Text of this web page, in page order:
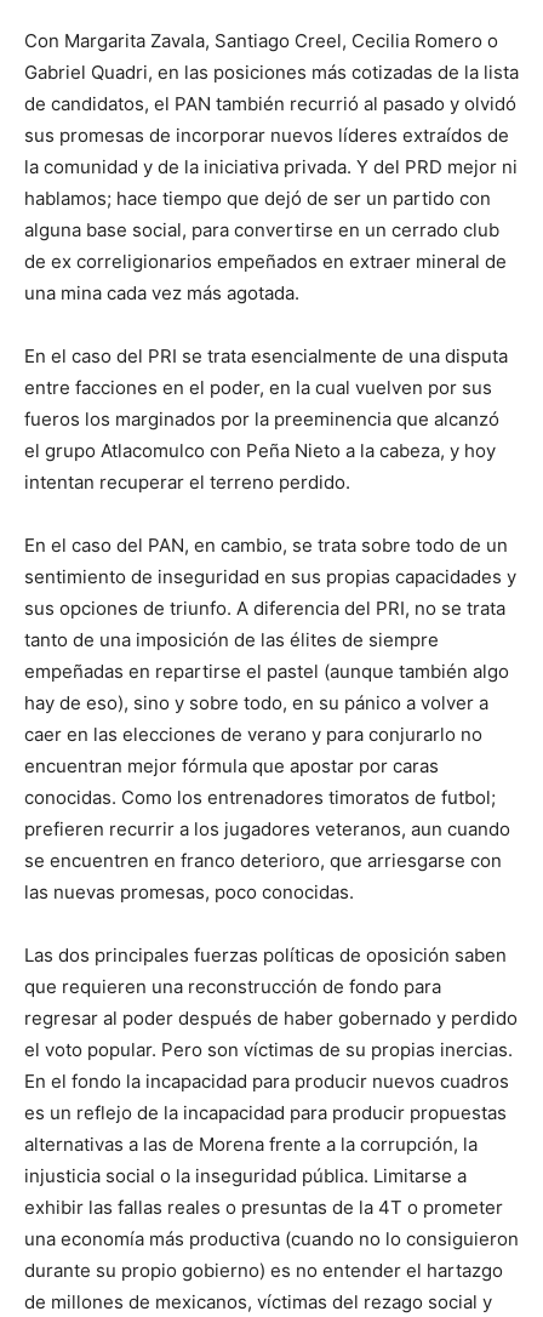
Con Margarita Zavala, Santiago Creel, Cecilia Romero o
Gabriel Quadri, en las posiciones más cotizadas de la lista
de candidatos, el PAN también recurrió al pasado y olvidó
sus promesas de incorporar nuevos líderes extraídos de
la comunidad y de la iniciativa privada. Y del PRD mejor ni
hablamos; hace tiempo que dejó de ser un partido con
alguna base social, para convertirse en un cerrado club
de ex correligionarios empeñados en extraer mineral de
una mina cada vez más agotada.
En el caso del PRI se trata esencialmente de una disputa
entre facciones en el poder, en la cual vuelven por sus
fueros los marginados por la preeminencia que alcanzó
el grupo Atlacomulco con Peña Nieto a la cabeza, y hoy
intentan recuperar el terreno perdido.
En el caso del PAN, en cambio, se trata sobre todo de un
sentimiento de inseguridad en sus propias capacidades y
sus opciones de triunfo. A diferencia del PRI, no se trata
tanto de una imposición de las élites de siempre
empeñadas en repartirse el pastel (aunque también algo
hay de eso), sino y sobre todo, en su pánico a volver a
caer en las elecciones de verano y para conjurarlo no
encuentran mejor fórmula que apostar por caras
conocidas. Como los entrenadores timoratos de futbol;
prefieren recurrir a los jugadores veteranos, aun cuando
se encuentren en franco deterioro, que arriesgarse con
las nuevas promesas, poco conocidas.
Las dos principales fuerzas políticas de oposición saben
que requieren una reconstrucción de fondo para
regresar al poder después de haber gobernado y perdido
el voto popular. Pero son víctimas de su propias inercias.
En el fondo la incapacidad para producir nuevos cuadros
es un reflejo de la incapacidad para producir propuestas
alternativas a las de Morena frente a la corrupción, la
injusticia social o la inseguridad pública. Limitarse a
exhibir las fallas reales o presuntas de la 4T o prometer
una economía más productiva (cuando no lo consiguieron
durante su propio gobierno) es no entender el hartazgo
de millones de mexicanos, víctimas del rezago social y